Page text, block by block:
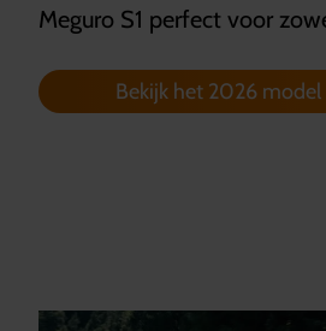
Meguro S1 perfect voor
Bekijk het 2026 model